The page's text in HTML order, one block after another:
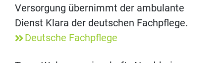
Versorgung übernimmt der ambulante
Dienst Klara der deutschen Fachpflege.
Deutsche Fachpflege